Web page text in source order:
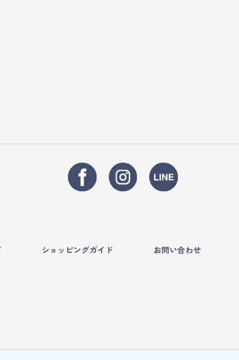
ショッピングガイド お問い合わせ